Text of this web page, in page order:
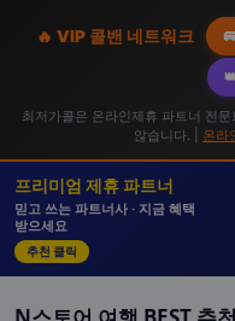
🔥 VIP 콜밴 네트워크
최저가콜은 온라인제휴 파트너 전
않습니다. | 온라
프리미엄 제휴 파트너
믿고 쓰는 파트너사 · 지금 혜택
받으세요
추천 클릭